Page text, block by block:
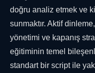
doğru analiz etmek ve
sunmaktır. Aktif
yönetimi ve kapanış
eğitiminin temel
standart bir script ile